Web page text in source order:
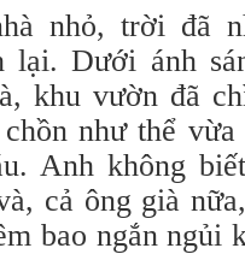
nhỏ, trời đã
lại. Dưới ánh
khu vườn đã
như thể
Anh không
cả ông già
bao ngắn ngủi